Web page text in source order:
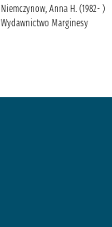
Niemczynow, Anna H. (1982- )
Wydawnictwo Marginesy